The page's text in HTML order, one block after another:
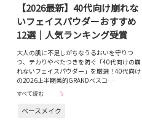
【2026最新】40代向け崩れな
いフェイスパウダーおすすめ
12選｜人気ランキング受賞
大人の肌に不足しがちなうるおいを守りつ
つ、テカりやべたつきを防ぐ「40代向けの崩
れないフェイスパウダー」を厳選！40代向け
の2026上半期美的GRANDベスコ…
すべて読む
ベースメイク